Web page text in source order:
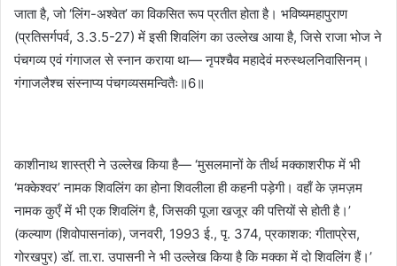
जाता है, जो ‘लिंग-अश्वेत’ का विकसित रूप प्रतीत होता है। भविष्यमहापुराण
(प्रतिसर्गपर्व, 3.3.5-27) में इसी शिवलिंग का उल्लेख आया है, जिसे राजा भोज ने
पंचगव्य एवं गंगाजल से स्नान कराया था— नृपश्चैव महादेवं मरुस्थलनिवासिनम्।
गंगाजलैश्च संस्नाप्य पंचगव्यसमन्वितैः॥6॥
काशीनाथ शास्त्री ने उल्लेख किया है— ‘मुसलमानों के तीर्थ मक्काशरीफ में भी
‘मक्केश्वर’ नामक शिवलिंग का होना शिवलीला ही कहनी पड़ेगी। वहाँ के ज़मज़म
नामक कुएँ में भी एक शिवलिंग है, जिसकी पूजा खजूर की पत्तियों से होती है।’
(कल्याण (शिवोपासनांक), जनवरी, 1993 ई., पृ. 374, प्रकाशक: गीताप्रेस,
गोरखपुर) डॉ. ता.रा. उपासनी ने भी उल्लेख किया है कि मक्का में दो शिवलिंग हैं।’